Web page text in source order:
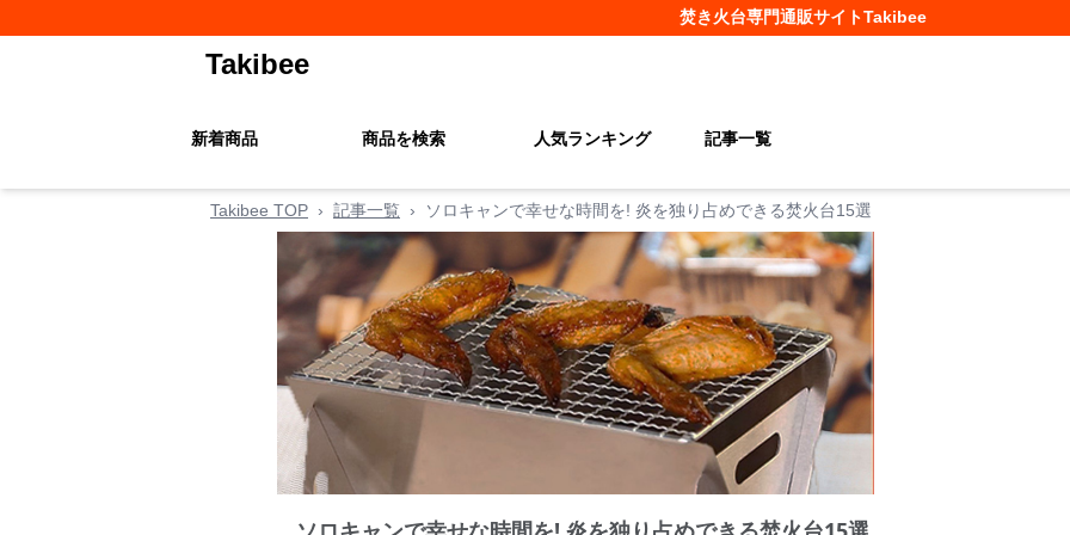
焚き火台専門通販サイトTakibee
Takibee
新着商品 商品を検索 人気ランキング 記事一覧
Takibee TOP › 記事一覧 › ソロキャンで幸せな時間を! 炎を独り占めできる焚火台15選